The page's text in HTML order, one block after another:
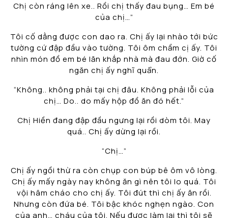
Chị còn ráng lên xe.. Rồi chị thấy đau bụng… Em bé
của chị…”
Tôi cố dằng được con dao ra. Chị ấy lại nhào tới bức
tường cứ đập đầu vào tường. Tôi ôm chầm cị ấy. Tôi
nhìn món đồ em bé lăn khắp nhà mà đau đớn. Giờ cố
ngăn chị ấy nghĩ quẩn.
“Không.. không phải tại chị đâu. Không phải lỗi của
chị… Do.. do mấy hộp đồ ăn đó hết.”
Chị Hiền đang đập đầu ngưng lại rồi dòm tôi. May
quá.. Chị ấy dừng lại rồi.
“Chị…”
Chị ấy ngồi thừ ra còn chụp con búp bê ôm vô lòng.
Chị ấy mấy ngày nay không ăn gì nên tôi lo quá. Tôi
vội hâm cháo cho chị ấy. Tôi đút thì chị ấy ăn rồi.
Nhưng còn đứa bé. Tôi bậc khóc nghẹn ngào. Con
của anh… cháu của tôi. Nếu được làm lại thì tôi sẽ